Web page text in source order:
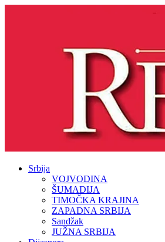
Srbija
VOJVODINA
ŠUMADIJA
TIMOČKA KRAJINA
ZAPADNA SRBIJA
Sandžak
JUŽNA SRBIJA